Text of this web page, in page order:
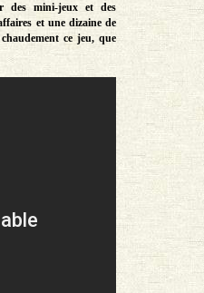
des mini-jeux et des
et une dizaine de
ce jeu, que